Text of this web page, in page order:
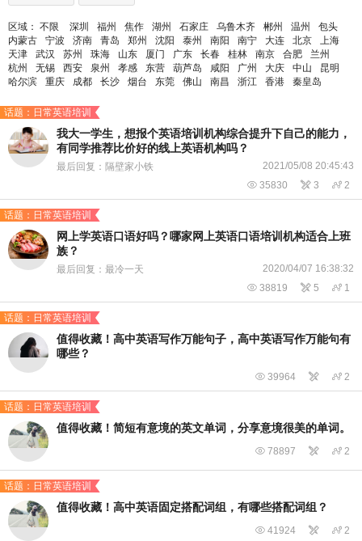
区域： 不限 深圳 福州 焦作 湖州 石家庄 乌鲁木齐 郴州 温州
包头
内蒙古
宁波 济南 青岛 郑州 沈阳 泰州 南阳 南宁 大连 北京
上海
天津
武汉 苏州 珠海 山东 厦门 广东 长春 桂林 南京 合肥
兰州
杭州
无锡 西安 泉州 孝感 东营 葫芦岛 咸阳 广州 大庆 中山
昆明
哈尔滨
重庆 成都 长沙 烟台 东莞 佛山 南昌 浙江 香港 秦皇岛
话题：日常英语培训
我大一学生，想报个英语培训机构综合提升下自己的能力，
有同学推荐比价好的线上英语机构吗？
最后回复：隔壁家小铁 2021/05/08 20:45:43
 35830  3  2
话题：日常英语培训
网上学英语口语好吗？哪家网上英语口语培训机构适合上班
族？
最后回复：最冷一天 2020/04/07 16:38:32
 38819  5  1
话题：日常英语培训
值得收藏！高中英语写作万能句子，高中英语写作万能句有
哪些？
 39964   2
话题：日常英语培训
值得收藏！简短有意境的英文单词，分享意境很美的单词。
 78897   2
话题：日常英语培训
值得收藏！高中英语固定搭配词组，有哪些搭配词组？
 41924   2